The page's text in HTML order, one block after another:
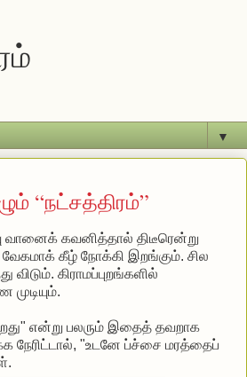
▼
“நட்சத்திரம்”
வானைக் கவனித்தால் திடீரென்று
வேகமாக் கீழ் நோக்கி இறங்கும். சில
கிராமப்புறங்களில்
என்று பலரும் இதைத் தவறாக
நேரிட்டால், "உடனே ப்ச்சை மரத்தைப்